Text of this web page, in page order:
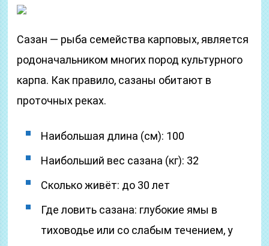
Сазан — рыба семейства карповых, является
родоначальником многих пород культурного
карпа. Как правило, сазаны обитают в
проточных реках.
Наибольшая длина (см): 100
Наибольший вес сазана (кг): 32
Сколько живёт: до 30 лет
Где ловить сазана: глубокие ямы в
тиховодье или со слабым течением, у